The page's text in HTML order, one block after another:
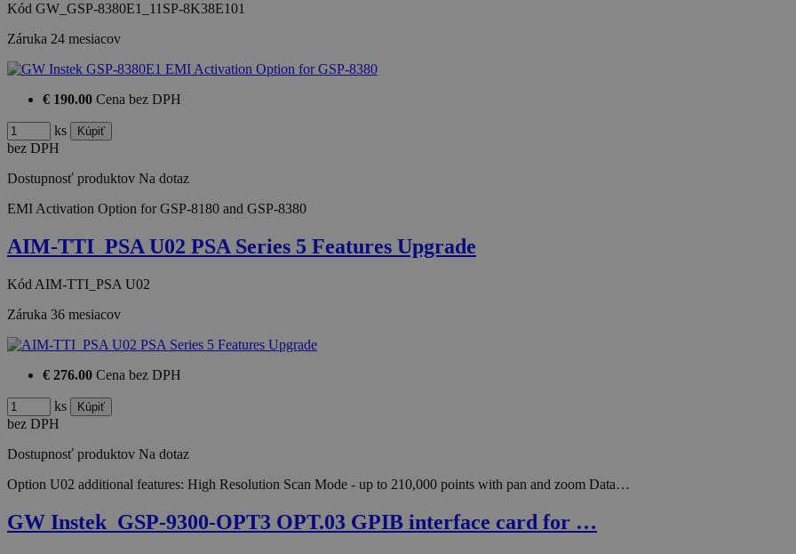
Kód GW_GSP-8380E1_11SP-8K38E101
Záruka 24 mesiacov
€ 190.00 Cena bez DPH
ks
bez DPH
Dostupnosť produktov Na dotaz
EMI Activation Option for GSP-8180 and GSP-8380
AIM-TTI_PSA U02 PSA Series 5 Features Upgrade
Kód AIM-TTI_PSA U02
Záruka 36 mesiacov
€ 276.00 Cena bez DPH
ks
bez DPH
Dostupnosť produktov Na dotaz
Option U02 additional features: High Resolution Scan Mode - up to 210,000 points with pan and zoom Data…
GW Instek_GSP-9300-OPT3 OPT.03 GPIB interface card for …